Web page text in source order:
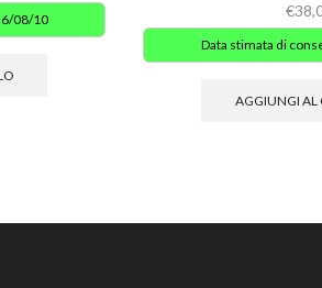
08/10 €
Data stimata di
AGGIUNGI AL